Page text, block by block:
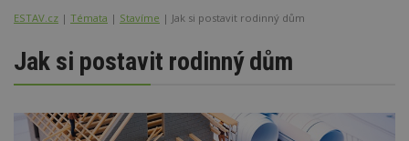
ESTAV.cz Témata Stavíme Jak si postavit rodinný dům
Jak si postavit rodinný dům